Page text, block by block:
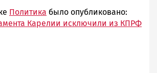
Политика было опубликовано:
Карелии исключили из КПРФ